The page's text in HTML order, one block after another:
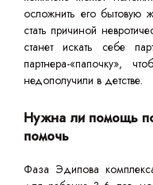
осложнить его бытовую
стать причиной
станет искать себе
партнера-«папочку»,
недополучили в детстве.
Нужна ли помощь
помочь
Фаза Эдипова